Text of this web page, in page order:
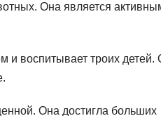
Она является
и воспитывает троих детей.
Она достигла больших